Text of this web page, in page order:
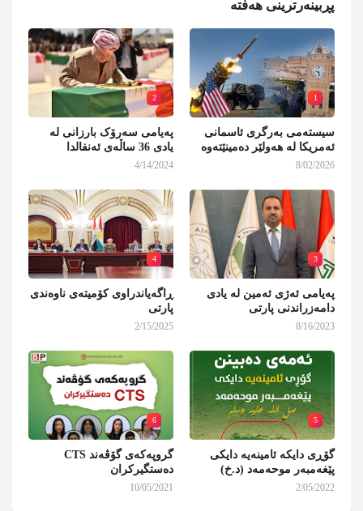
پڕبینەرترینی هەفتە
1
سیستەمی بەرگری ئاسمانی
ئەمریکا لە هەولێر دەمینێتەوە
8/02/2026
2
پەیامی سەرۆک بارزانی لە
یادی 36 ساڵەی ئەنفالدا
4/14/2024
3
پەیامی ئەژی ئەمین لە یادی
دامەزراندنی پارتی
8/16/2023
4
ڕاگەیاندراوی کۆمیتەی ناوەندی
پارتی
2/15/2025
5
گۆڕی دایکە ئامینەیە دایکی
پێغەمبەر موحەمەد (د.خ)
2/05/2022
6
گروپەکەی گۆڤەند CTS
دەستگیرکران
10/05/2021